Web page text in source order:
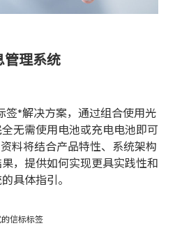
管理系统
签*解决方案，通过组合使用光
无需使用电池或充电电池即可
料将结合产品特性、系统架构
，提供如何实现更具实践性和
具体指引。
信标标签